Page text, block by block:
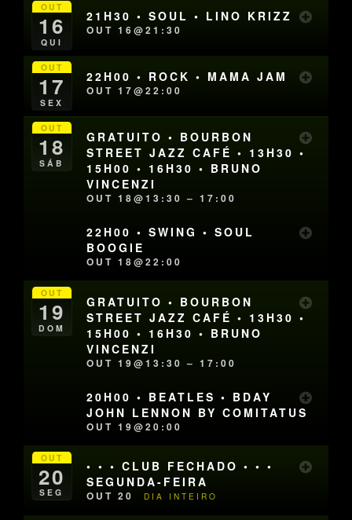
OUT
16
QUI
21H30 • SOUL • LINO KRIZZ
OUT 16@21:30
OUT
17
SEX
22H00 • ROCK • MAMA JAM
OUT 17@22:00
OUT
18
SÁB
GRATUITO • BOURBON
STREET JAZZ CAFÉ • 13H30 •
15H00 • 16H30 • BRUNO
VINCENZI
OUT 18@13:30 – 17:00
22H00 • SWING • SOUL
BOOGIE
OUT 18@22:00
OUT
19
DOM
GRATUITO • BOURBON
STREET JAZZ CAFÉ • 13H30 •
15H00 • 16H30 • BRUNO
VINCENZI
OUT 19@13:30 – 17:00
20H00 • BEATLES • BDAY
JOHN LENNON BY COMITATUS
OUT 19@20:00
OUT
20
SEG
• • • CLUB FECHADO • • •
SEGUNDA-FEIRA
OUT 20 DIA INTEIRO